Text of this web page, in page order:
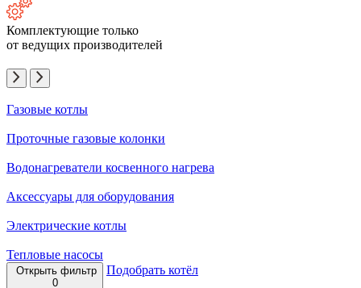
Комплектующие только
от ведущих производителей
Газовые котлы
Проточные газовые колонки
Водонагреватели косвенного нагрева
Аксессуары для оборудования
Электрические котлы
Тепловые насосы
Открыть фильтр
0
Подобрать котёл